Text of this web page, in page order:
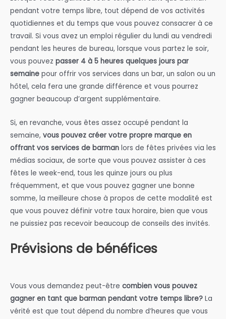
pendant votre temps libre, tout dépend de vos activités
quotidiennes et du temps que vous pouvez consacrer à ce
travail. Si vous avez un emploi régulier du lundi au vendredi
pendant les heures de bureau, lorsque vous partez le soir,
vous pouvez passer 4 à 5 heures quelques jours par
semaine pour offrir vos services dans un bar, un salon ou un
hôtel, cela fera une grande différence et vous pourrez
gagner beaucoup d’argent supplémentaire.
Si, en revanche, vous êtes assez occupé pendant la
semaine, vous pouvez créer votre propre marque en
offrant vos services de barman lors de fêtes privées via les
médias sociaux, de sorte que vous pouvez assister à ces
fêtes le week-end, tous les quinze jours ou plus
fréquemment, et que vous pouvez gagner une bonne
somme, la meilleure chose à propos de cette modalité est
que vous pouvez définir votre taux horaire, bien que vous
ne puissiez pas recevoir beaucoup de conseils des invités.
Prévisions de bénéfices
Vous vous demandez peut-être combien vous pouvez
gagner en tant que barman pendant votre temps libre? La
vérité est que tout dépend du nombre d’heures que vous